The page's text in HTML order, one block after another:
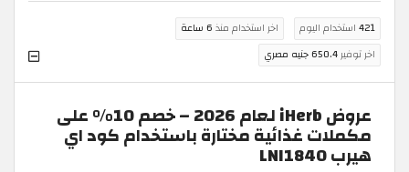
421 استخدام اليوم اخر استخدام منذ 6 ساعة
اخر توفير650.4 جنيه مصري
عروض iHerb لعام 2026 – خصم 10% على
مكملات غذائية مختارة باستخدام كود اي
هيرب LNI1840